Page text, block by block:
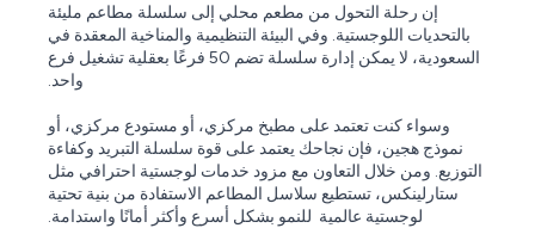
إن رحلة التحول من مطعم محلي إلى سلسلة مطاعم مليئة
بالتحديات اللوجستية. وفي البيئة التنظيمية والمناخية المعقدة في
السعودية، لا يمكن إدارة سلسلة تضم 50 فرعًا بعقلية تشغيل فرع
واحد.
وسواء كنت تعتمد على مطبخ مركزي، أو مستودع مركزي، أو
نموذج هجين، فإن نجاحك يعتمد على قوة سلسلة التبريد وكفاءة
التوزيع. ومن خلال التعاون مع مزود خدمات لوجستية احترافي مثل
ستارلينكس، تستطيع سلاسل المطاعم الاستفادة من بنية تحتية
لوجستية عالمية للنمو بشكل أسرع وأكثر أمانًا واستدامة.